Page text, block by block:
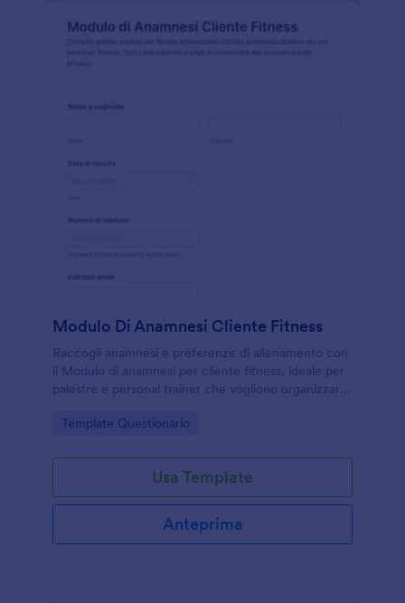
Modulo Di Anamnesi Cliente Fitness
Raccogli anamnesi e preferenze di allenamento con
il Modulo di anamnesi per cliente fitness, ideale per
palestre e personal trainer che vogliono organizzare
Jotform.
Go to Category:
Template Questionario
Usa Template
Anteprima